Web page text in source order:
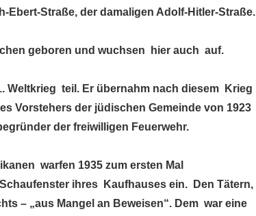
Straße, der damaligen Adolf-Hitler-Straße.
geboren und wuchsen hier auch auf.
Weltkrieg teil. Er übernahm nach diesem Krieg
Vorstehers der jüdischen Gemeinde von 1923
der freiwilligen Feuerwehr.
warfen 1935 zum ersten Mal
ihres Kaufhauses ein. Den Tätern,
– „aus Mangel an Beweisen“. Dem war eine